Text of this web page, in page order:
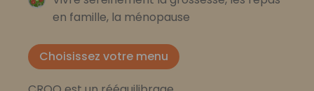
en famille, la ménopause
Choisissez votre menu